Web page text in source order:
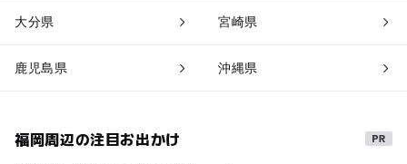
大分県 宮崎県
鹿児島県 沖縄県
福岡周辺の注目お出かけ